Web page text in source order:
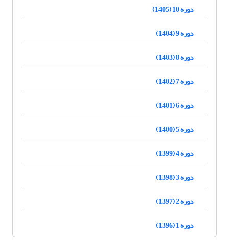
دوره 10 (1405)
دوره 9 (1404)
دوره 8 (1403)
دوره 7 (1402)
دوره 6 (1401)
دوره 5 (1400)
دوره 4 (1399)
دوره 3 (1398)
دوره 2 (1397)
دوره 1 (1396)